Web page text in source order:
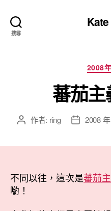
搜尋
2008
蕃茄
文 作者: ring
文
期
2008
不同以往，這次是蕃茄
喲！